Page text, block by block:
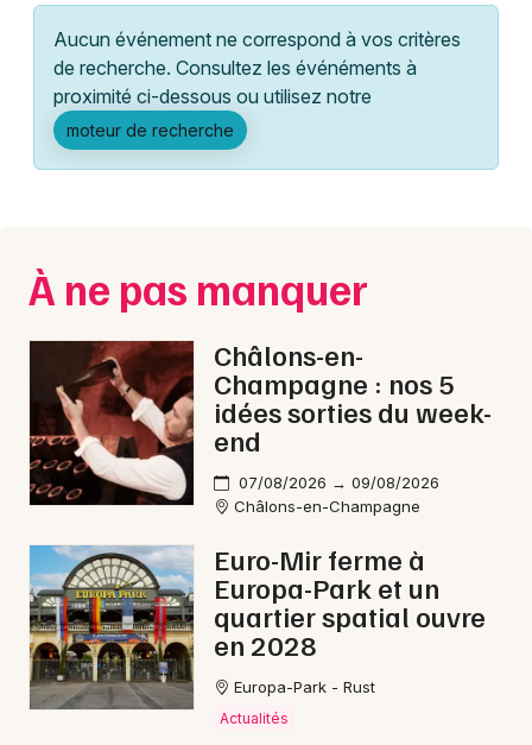
Grands événements
Activité & Expérience
Manifestations
Foires & salons
Concerts
Sports
Soirées
Sorties famille
Sorties & loisirs
Festival en Champagne-Ardenne
Festival dans le Grand Est
Lyon
Marseille
Mulhouse
Nice
Paris
Strasbourg
Toulouse
Toutes les villes
Aucun événement ne correspond à vos critères
de recherche. Consultez les événéments à
proximité ci-dessous ou utilisez notre
moteur de recherche
À ne pas manquer
Châlons-en-
Champagne : nos 5
idées sorties du week-
end
07/08/2026 → 09/08/2026
Châlons-en-Champagne
Euro-Mir ferme à
Europa-Park et un
quartier spatial ouvre
en 2028
Europa-Park - Rust
Actualités
Aujourd'hui
Demain Ce week-end Autre